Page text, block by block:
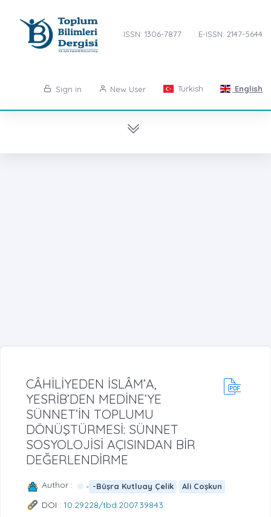
ISSN: 1306-7877 E-ISSN: 2147-5644
Sign in New User Turkish English
CÂHİLİYEDEN İSLÂM’A,
YESRİB’DEN MEDİNE’YE
SÜNNET’İN TOPLUMU
DÖNÜŞTÜRMESİ: SÜNNET
SOSYOLOJİSİ AÇISINDAN BİR
DEĞERLENDİRME
Author : - -Büşra Kutluay Çelik Ali Coşkun
DOI : 10.29228/tbd.2007.39843